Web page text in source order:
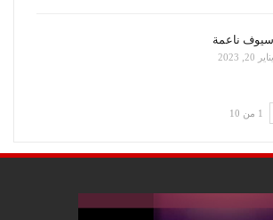
سيوف ناعمة
يناير 20, 2023
1 من 10